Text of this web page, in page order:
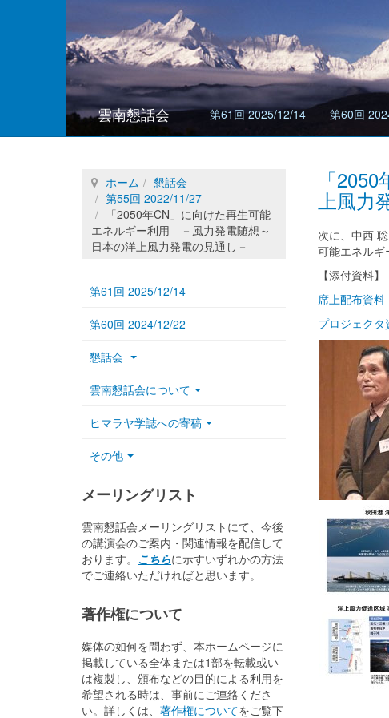
雲南懇話会 第61回 2025/12/14 第60回
「
上風力
次に、中西
可能エネル
【添付資料】
席上配布資
プロジェク
ホーム
懇話会
第55回 2022/11/27
「2050年CN」に向けた再生可能
エネルギー利用 －風力発電随想～
日本の洋上風力発電の見通し－
第61回 2025/12/14
第60回 2024/12/22
懇話会
雲南懇話会について
ヒマラヤ学誌への寄稿
その他
メーリングリスト
雲南懇話会メーリングリストにて、今後
の講演会のご案内・関連情報を配信して
おります。 こちらに示すいずれかの方法
でご連絡いただければと思います。
著作権について
媒体の如何を問わず、本ホームページに
掲載している全体または1部を転載或い
は複製し、頒布などの目的による利用を
希望される時は、事前にご連絡くださ
い。詳しくは、 著作権についてをご覧下